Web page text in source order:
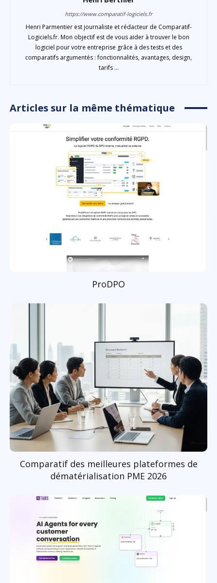
https://www.comparatif-logiciels.fr
Henri Parmentier est journaliste et rédacteur de Comparatif-
Logiciels.fr. Mon objectif est de vous aider à trouver le bon
logiciel pour votre entreprise grâce à des tests et des
comparatifs argumentés : fonctionnalités, avantages, design,
tarifs ...
Articles sur la même thématique
ProDPO
Comparatif des meilleures plateformes de
dématérialisation PME 2026